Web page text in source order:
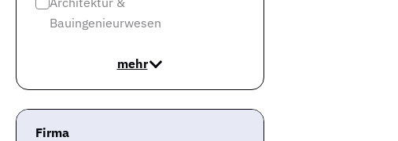
Bauingenieurwesen
mehr
Firma